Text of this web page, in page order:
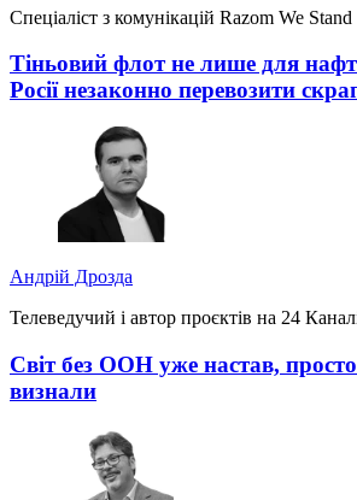
Спеціаліст з комунікацій Razom We Stand
Тіньовий флот не лише для
Росії незаконно перевозити
Андрій Дрозда
Телеведучий і автор проєктів на 24
Світ без ООН уже настав,
визнали